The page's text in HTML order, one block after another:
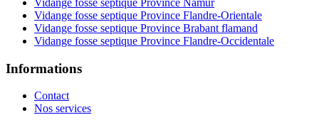
Vidange fosse septique Province Flandre-Orientale
Vidange fosse septique Province Brabant flamand
Vidange fosse septique Province Flandre-Occidentale
Informations
Contact
Nos services